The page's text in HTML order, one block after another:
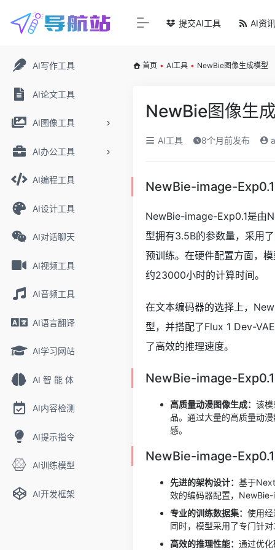
AI写作工具
AI论文工具
AI图像工具
AI办公工具
AI编程工具
AI设计工具
AI对话聊天
AI视频工具
AI音频工具
AI语言翻译
AI学习网站
AI 智 能 体
AI内容检测
AI提示指令
AI训练模型
AI开发框架
提交AI工具 AI资讯
首页 • AI工具 • NewBie图像生成模型
NewBie图像生
AI工具 8个月前发布
NewBie-image-
NewBie-image-Exp0.1是由
型拥有3.5B的参数量，采用
预训练。在硬件配置方面，
约23000小时的计算时间。
在文本编码器的选择上，
型，并搭配了Flux 1 Dev-
了高效的推理速度。
NewBie-image-
高质量动漫图像生成： 该
品。通过大量的高质量动
感。
NewBie-image-
先进的架构设计： 基于
效的编码器配置，
专业的训练数据集： 使用
同时，模型采用了专门针
高效的推理性能： 通过优